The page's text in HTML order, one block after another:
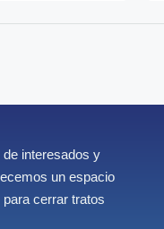
interesados y
un espacio
cerrar tratos